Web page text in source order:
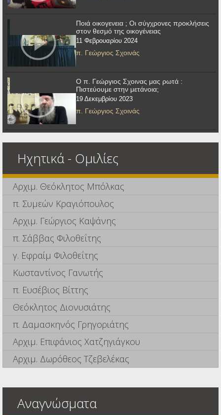
Ποιά οικογενεια ; Οι σύγχρονες προκλήσεις
στον θεσμό της οικογένειας
11 Φεβρουαρίου 2024
π. Γεώργιος Σχοινάς
Ο π. Γεώργιος Σχοινας μας ρωτά :
Πιστεύουμε στην μετάνοια;
19 Δεκεμβρίου 2023
π. Γεώργιος Σχοινάς
Ηχητικά - Ομιλίες
Αρχιμ. Θεόκλητος Μπόλκας
π. Συμεών Κραγιόπουλος
Αρχιμ. Γεώργιος Καψάνης
π. Σάββας Φιλοθεΐτης
γ. Εφραίμ Φιλοθεΐτης
Κωσταντίνος Γανωτής
π. Ευσέβιος Βίττης
Θεόκλητος Διονυσιάτης
π. Δαμασκηνός Γρηγοριάτης
Αρχιμ. Επιφάνιος Χατζηγιάγκου
Αρχιμ. Δωρόθεος Τζεβελέκας
Αναγνώσματα